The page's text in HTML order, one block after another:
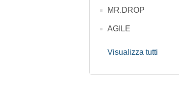
MR.DROP
AGILE
Visualizza tutti